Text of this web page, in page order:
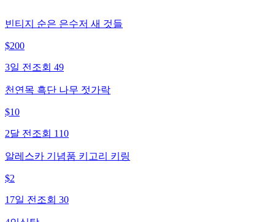
빈티지 순은 은수저 새 것들
$200
3일 전 조회 49
천연목 흑단 나무 젓가락
$10
2달 전 조회 110
알레스카 기념품 키고리 키링
$2
17일 전 조회 30